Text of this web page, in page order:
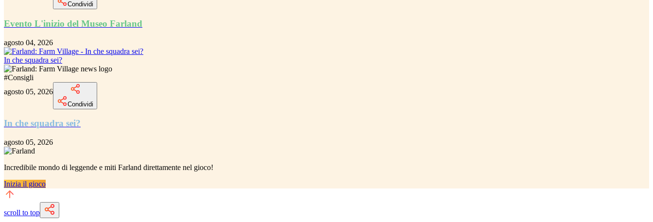
Condividi
Evento L'inizio del Museo Farland
agosto 04, 2026
In che squadra sei?
#Consigli
agosto 05, 2026
Condividi
In che squadra sei?
agosto 05, 2026
Incredibile mondo di leggende e miti Farland direttamente nel gioco!
Inizia il gioco
scroll to top